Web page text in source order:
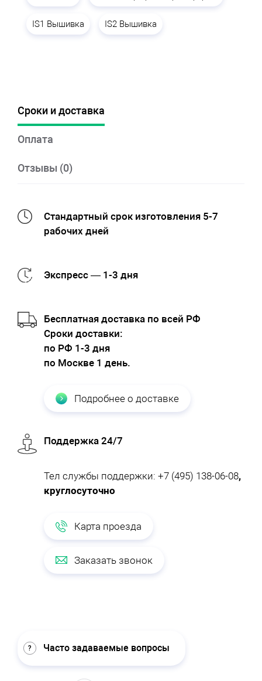
IS1 Вышивка IS2 Вышивка
Сроки и доставка
Оплата
Отзывы (0)
Стандартный срок изготовления 5-7
рабочих дней
Экспресс — 1-3 дня
Бесплатная доставка по всей РФ
Cроки доставки:
по РФ 1-3 дня
по Москве 1 день.
Подробнее о доставке
Поддержка 24/7
Тел службы поддержки: +7 (495) 138-06-08,
круглосуточно
Карта проезда
Заказать звонок
Часто задаваемые вопросы